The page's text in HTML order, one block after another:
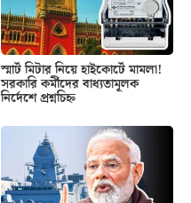
স্মার্ট মিটার নিয়ে হাইকোর্টে মামলা!
সরকারি কর্মীদের বাধ্যতামূলক
নির্দেশে প্রশ্নচিহ্ন